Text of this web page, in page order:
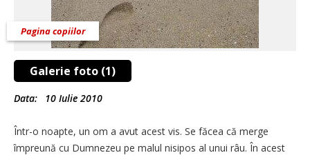
Galerie foto (1)
Pagina copiilor
Data: 10 Iulie 2010
Într-o noapte, un om a avut acest vis. Se făcea că merge
împreună cu Dumnezeu pe malul nisipos al unui râu. În acest